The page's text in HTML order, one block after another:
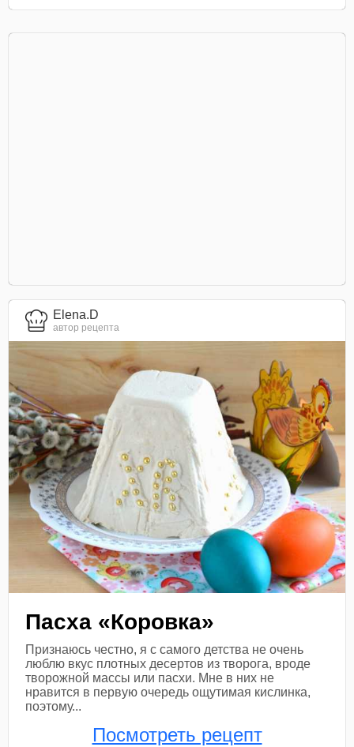
Elena.D
автор рецепта
Пасха «Коровка»
Признаюсь честно, я с самого детства не очень
люблю вкус плотных десертов из творога, вроде
творожной массы или пасхи. Мне в них не
нравится в первую очередь ощутимая кислинка,
поэтому...
Посмотреть рецепт